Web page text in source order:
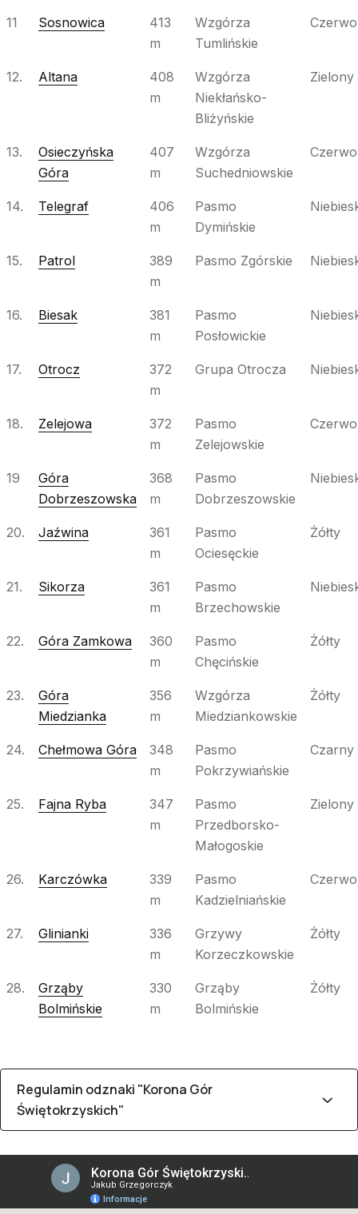
11 Sosnowica
413
m
Wzgórza
Tumlińskie
12. Altana
408
m
Wzgórza
Niekłańsko-
Bliżyńskie
Zielony
13.
Osieczyńska
Góra
407
m
Wzgórza
Suchedniowskie
14. Telegraf
406
m
Pasmo
Dymińskie
15. Patrol
389
m
Pasmo Zgórskie
16. Biesak
381
m
Pasmo
Posłowickie
17. Otrocz
372
m
Grupa Otrocza
18. Zelejowa
372
m
Pasmo
Zelejowskie
19
Góra
Dobrzeszowska
368
m
Pasmo
Dobrzeszowskie
20. Jaźwina
361
m
Pasmo
Ociesęckie
Żółty
21. Sikorza
361
m
Pasmo
Brzechowskie
22. Góra Zamkowa
360
m
Pasmo
Chęcińskie
Żółty
23.
Góra
Miedzianka
356
m
Wzgórza
Miedziankowskie
Żółty
24. Chełmowa Góra
348
m
Pasmo
Pokrzywiańskie
Czarny
25. Fajna Ryba
347
m
Pasmo
Przedborsko-
Małogoskie
Zielony
26. Karczówka
339
m
Pasmo
Kadzielniańskie
27. Glinianki
336
m
Grzywy
Korzeczkowskie
Żółty
28.
Grząby
Bolmińskie
330
m
Grząby
Bolmińskie
Żółty
Regulamin odznaki "Korona Gór
Świętokrzyskich"